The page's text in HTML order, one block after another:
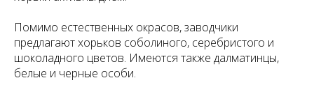
Помимо естественных окрасов, заводчики
предлагают хорьков соболиного, серебристого и
шоколадного цветов. Имеются также далматинцы,
белые и черные особи.